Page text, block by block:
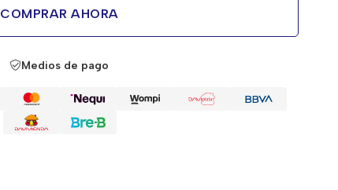
COMPRAR AHORA
Medios de pago